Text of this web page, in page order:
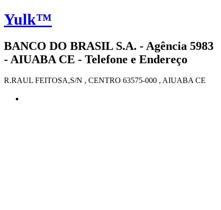
Yulk™
BANCO DO BRASIL S.A. - Agência 5983
- AIUABA CE - Telefone e Endereço
R.RAUL FEITOSA,S/N , CENTRO 63575-000 , AIUABA CE